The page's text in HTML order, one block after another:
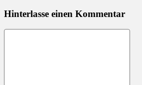
Hinterlasse einen Kommentar